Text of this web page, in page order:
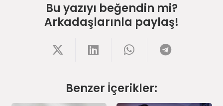
Bu yazıyı beğendin mi?
Arkadaşlarınla paylaş!
Benzer İçerikler: